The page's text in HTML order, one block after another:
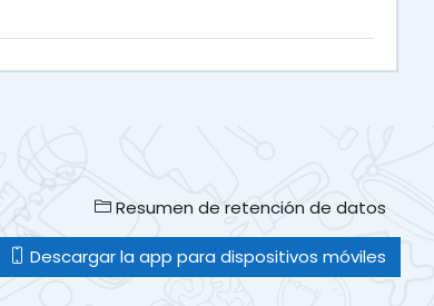
Resumen de retención de datos
Descargar la app para dispositivos móviles